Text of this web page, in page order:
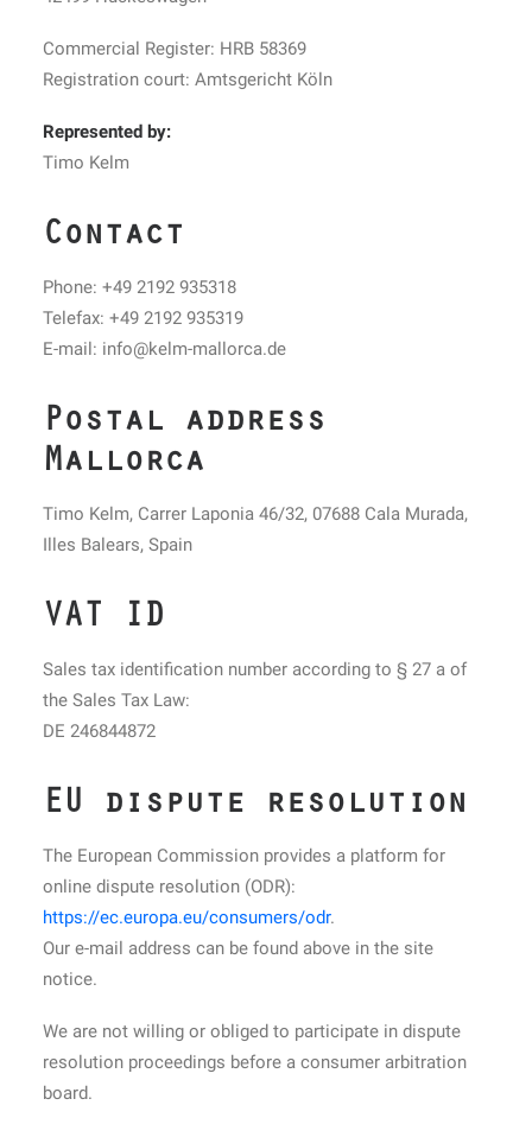
Commercial Register: HRB 58369
Registration court: Amtsgericht Köln
Represented by:
Timo Kelm
Contact
Phone: +49 2192 935318
Telefax: +49 2192 935319
E-mail: info@kelm-mallorca.de
Postal address
Mallorca
Timo Kelm, Carrer Laponia 46/32, 07688 Cala Murada,
Illes Balears, Spain
VAT ID
Sales tax identification number according to § 27 a of
the Sales Tax Law:
DE 246844872
EU dispute resolution
The European Commission provides a platform for
online dispute resolution (ODR):
https://ec.europa.eu/consumers/odr.
Our e-mail address can be found above in the site
notice.
We are not willing or obliged to participate in dispute
resolution proceedings before a consumer arbitration
board.